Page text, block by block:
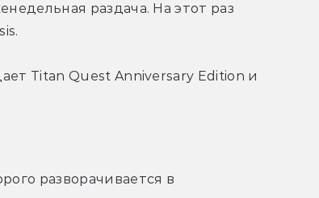
раздача. На этот раз
Titan Quest Anniversary Edition и
разворачивается в